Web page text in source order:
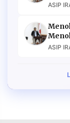
ASIP
ASIP